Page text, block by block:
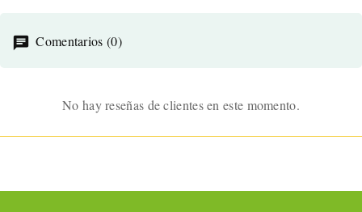
Comentarios (0)
No hay reseñas de clientes en este momento.